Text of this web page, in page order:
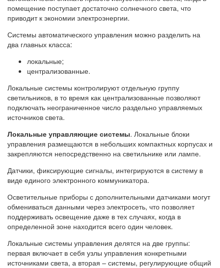
помещение поступает достаточно солнечного света, что
приводит к экономии электроэнергии.
Системы автоматического управления можно разделить на
два главных класса:
локальные;
централизованные.
Локальные системы контролируют отдельную группу
светильников, в то время как централизованные позволяют
подключать неограниченное число раздельно управляемых
источников света.
Локальные управляющие системы. Локальные блоки
управления размещаются в небольших компактных корпусах и
закрепляются непосредственно на светильнике или лампе.
Датчики, фиксирующие сигналы, интегрируются в систему в
виде единого электронного коммуникатора.
Осветительные приборы с дополнительными датчиками могут
обмениваться данными через электросеть, что позволяет
поддерживать освещение даже в тех случаях, когда в
определенной зоне находится всего один человек.
Локальные системы управления делятся на две группы:
первая включает в себя узлы управления конкретными
источниками света, а вторая – системы, регулирующие общий